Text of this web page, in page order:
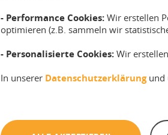
- Performance Cookies: Wir erstellen
optimieren (z.B. sammeln wir
- Personalisierte Cookies: Wir
In unserer Datenschutzerklärungund